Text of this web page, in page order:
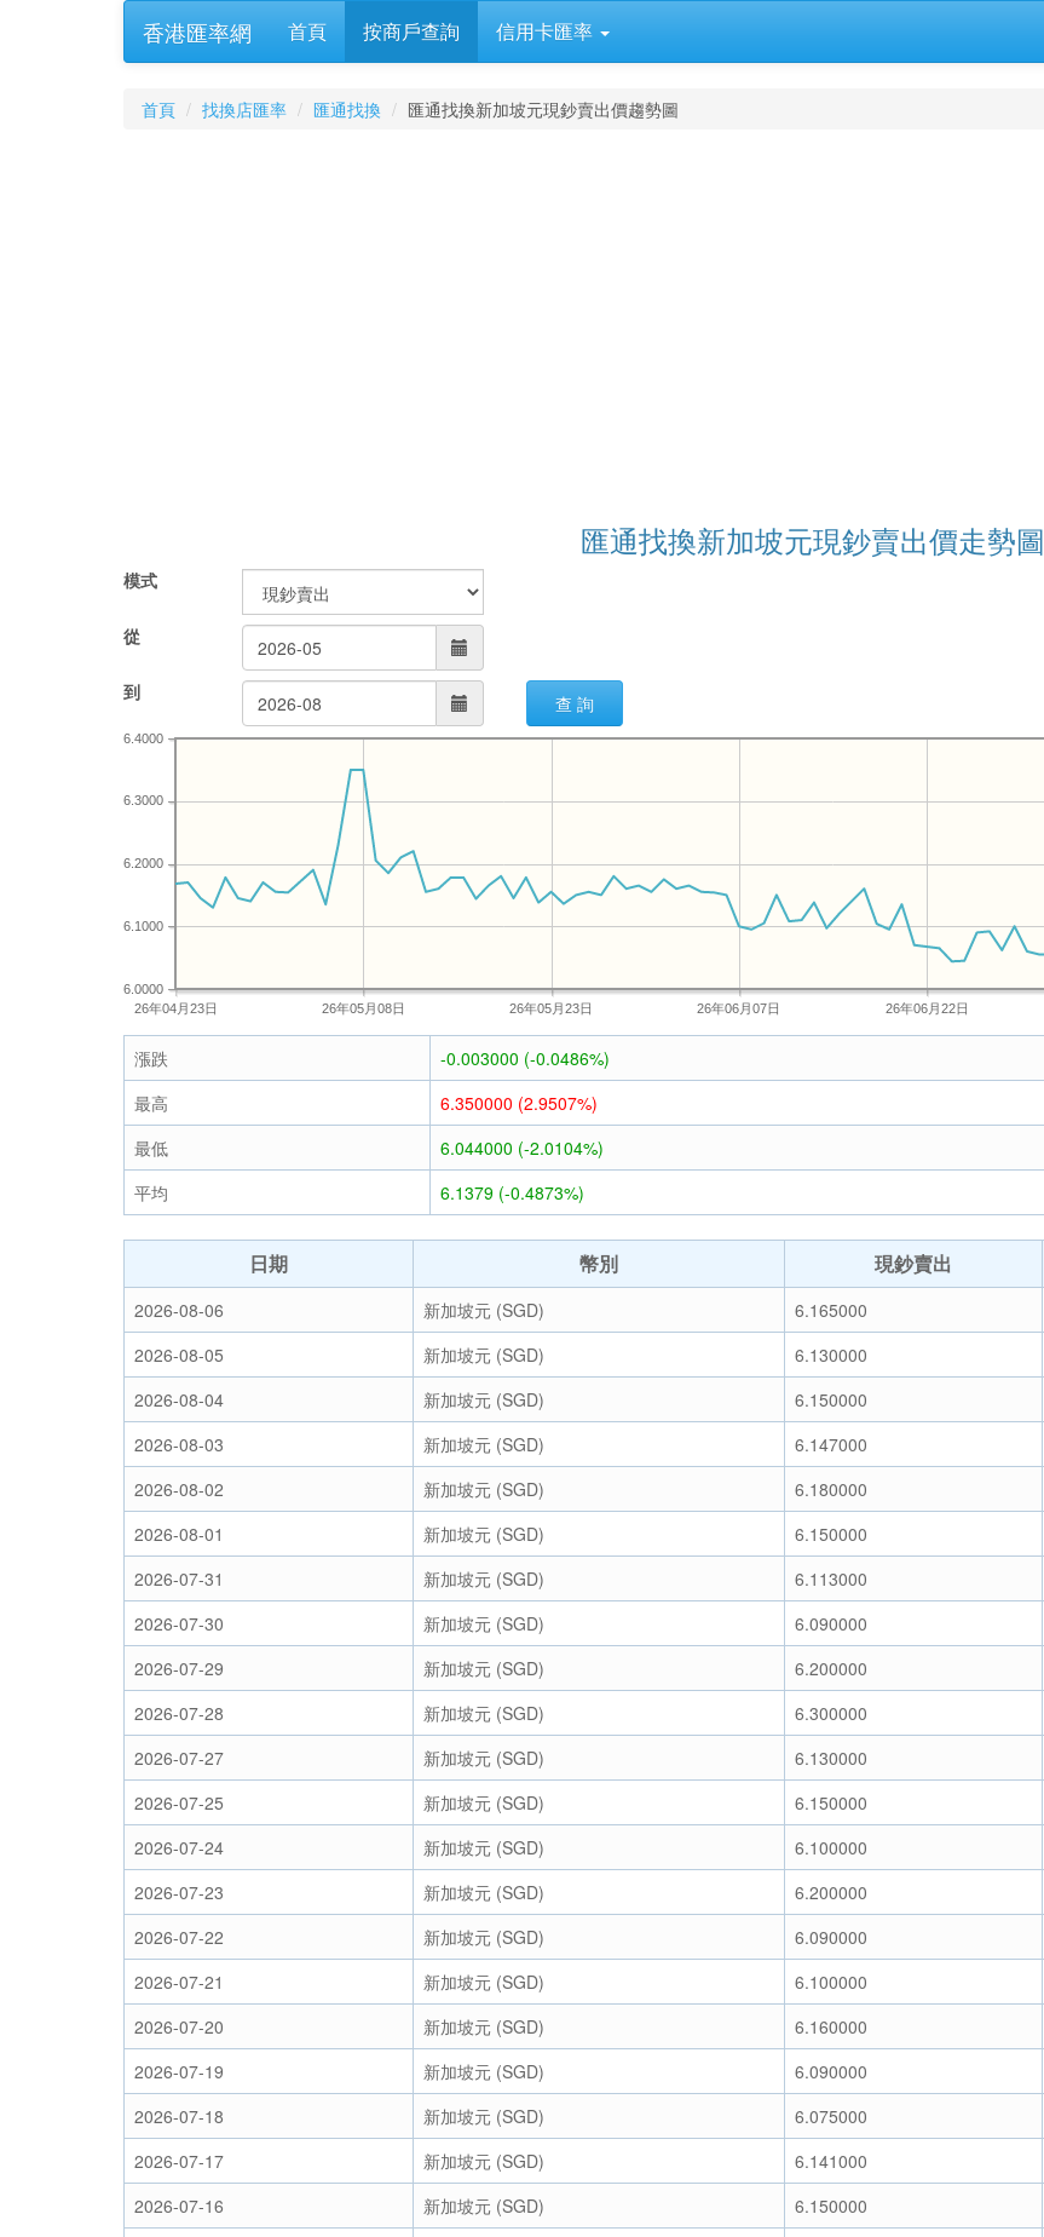
香港匯率網 首頁 按商戶查詢 信用卡匯率
首頁 找換店匯率 匯通找換 匯通找換新加坡元現鈔賣出價趨勢圖
匯通找換新加坡元現鈔賣出價走勢圖
模式
從
到 查 詢
26年04月23日 26年05月08日 26年05月23日 26年06月07日 26年06月22日
6.0000
6.1000
6.2000
6.3000
6.4000
漲跌
-0.003000 (-0.0486%)
最高
6.350000 (2.9507%)
最低
6.044000 (-2.0104%)
平均
6.1379 (-0.4873%)
日期 幣別 現鈔賣出
2026-08-06 新加坡元 (SGD) 6.165000
2026-08-05
新加坡元 (SGD) 6.130000
2026-08-04
新加坡元 (SGD) 6.150000
2026-08-03
新加坡元 (SGD) 6.147000
2026-08-02
新加坡元 (SGD) 6.180000
2026-08-01
新加坡元 (SGD) 6.150000
2026-07-31
新加坡元 (SGD) 6.113000
2026-07-30
新加坡元 (SGD) 6.090000
2026-07-29
新加坡元 (SGD) 6.200000
2026-07-28
新加坡元 (SGD) 6.300000
2026-07-27
新加坡元 (SGD) 6.130000
2026-07-25
新加坡元 (SGD) 6.150000
2026-07-24
新加坡元 (SGD) 6.100000
2026-07-23
新加坡元 (SGD) 6.200000
2026-07-22
新加坡元 (SGD) 6.090000
2026-07-21
新加坡元 (SGD) 6.100000
2026-07-20
新加坡元 (SGD) 6.160000
2026-07-19
新加坡元 (SGD) 6.090000
2026-07-18
新加坡元 (SGD) 6.075000
2026-07-17
新加坡元 (SGD) 6.141000
2026-07-16
新加坡元 (SGD) 6.150000